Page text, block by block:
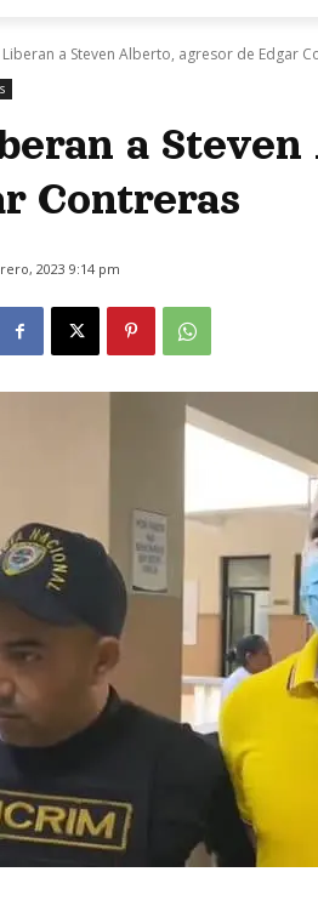
Liberan a Steven Alberto, agresor de Edgar
a
Contreras
2023 9:14 pm